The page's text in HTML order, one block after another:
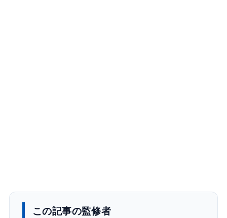
この記事の監修者